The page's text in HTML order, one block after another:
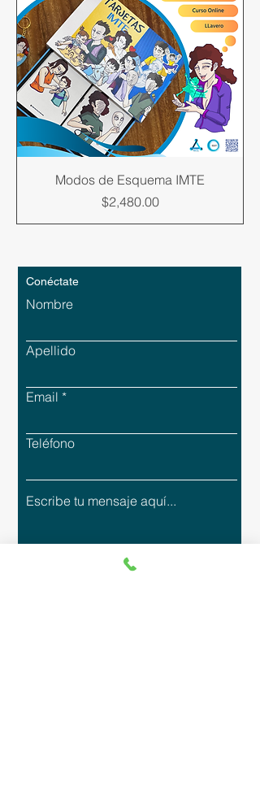
Modos de Esquema IMTE
Precio
$2,480.00
Conéctate
Nombre
Apellido
Email
Teléfono
Enviar